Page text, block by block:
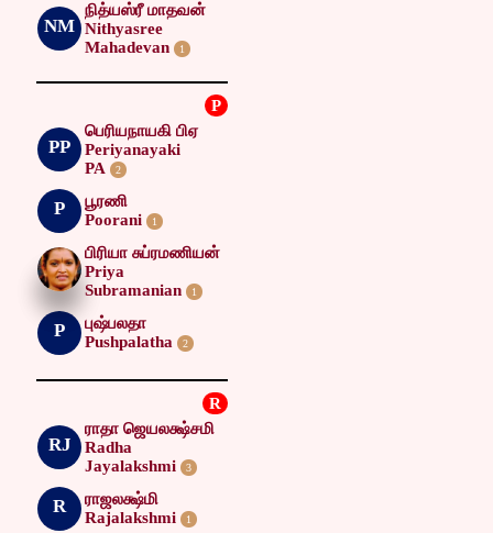
NM
நித்யஸ்ரீ மாதவன்
Nithyasree
Mahadevan
1
P
PP
பெரியநாயகி பிஏ
Periyanayaki
PA
2
P
பூரணி
Poorani
1
பிரியா சுப்ரமணியன்
Priya
Subramanian
1
P
புஷ்பலதா
Pushpalatha
2
R
RJ
ராதா ஜெயலக்ஷ்சமி
Radha
Jayalakshmi
3
R
ராஜலக்ஷ்மி
Rajalakshmi
1